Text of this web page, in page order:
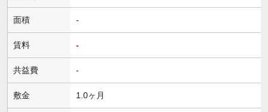
面積 -
賃料 -
共益費 -
敷金 1.0ヶ月